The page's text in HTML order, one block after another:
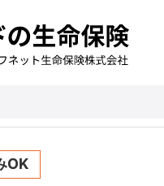
OK